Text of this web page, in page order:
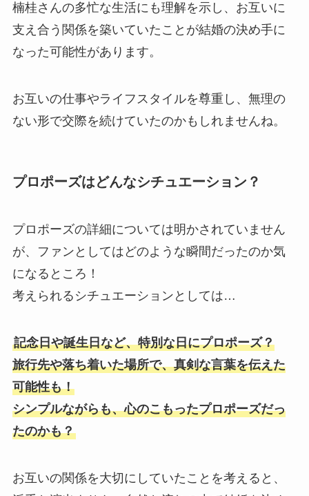
楠桂さんの多忙な生活にも理解を示し、お互いに
支え合う関係を築いていたことが結婚の決め手に
なった可能性があります。
お互いの仕事やライフスタイルを尊重し、無理の
ない形で交際を続けていたのかもしれませんね。
プロポーズはどんなシチュエーション？
プロポーズの詳細については明かされていません
が、ファンとしてはどのような瞬間だったのか気
になるところ！
考えられるシチュエーションとしては…
記念日や誕生日など、特別な日にプロポーズ？
旅行先や落ち着いた場所で、真剣な言葉を伝えた
可能性も！
シンプルながらも、心のこもったプロポーズだっ
たのかも？
お互いの関係を大切にしていたことを考えると、